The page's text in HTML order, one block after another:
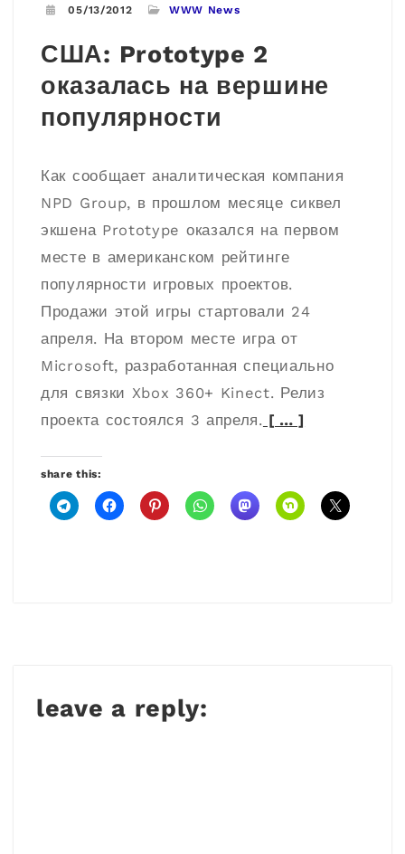
05/13/2012 WWW News
США: Prototype 2
оказалась на вершине
популярности
Как сообщает аналитическая компания
NPD Group, в прошлом месяце сиквел
экшена Prototype оказался на первом
месте в американском рейтинге
популярности игровых проектов.
Продажи этой игры стартовали 24
апреля. На втором месте игра от
Microsoft, разработанная специально
для связки Xbox 360+ Kinect. Релиз
проекта состоялся 3 апреля. [ … ]
share this:
leave a reply: